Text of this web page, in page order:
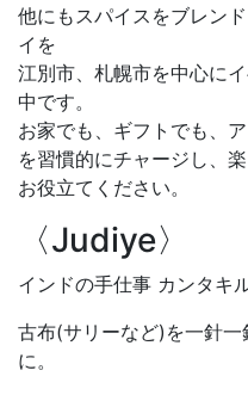
他にもスパイスをブレン
イを
江別市、札幌市を中心に
中です。
お家でも、ギフトでも、
を習慣的にチャージし、
お役立てください。
〈Judiye〉
インドの手仕事 カンタキ
古布(サリーなど)を一針
に。